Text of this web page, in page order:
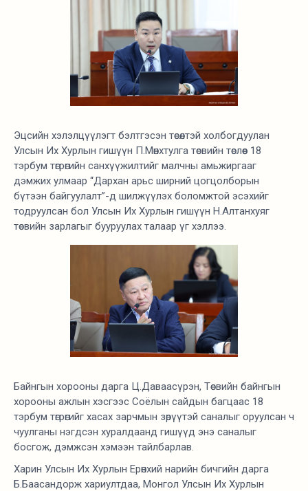
Эцсийн хэлэлцүүлэгт бэлтгэсэн төсөлтэй холбогдуулан
Улсын Их Хурлын гишүүн П.Мөнхтулга төсвийн төслөөс 18
тэрбум төгрөгийн санхүүжилтийг малчны амьжиргааг
дэмжих улмаар “Дархан арьс ширний цогцолборын
бүтээн байгуулалт”-д шилжүүлэх боломжтой эсэхийг
тодруулсан бол Улсын Их Хурлын гишүүн Н.Алтанхуяг
төсвийн зарлагыг бууруулах талаар үг хэллээ.
Байнгын хорооны дарга Ц.Даваасүрэн, Төсвийн байнгын
хорооны ажлын хэсгээс Соёлын сайдын багцаас 18
тэрбум төгрөгийг хасах зарчмын зөрүүтэй саналыг оруулсан ч
чуулганы нэгдсэн хуралдаанд гишүүд энэ саналыг
босгож, дэмжсэн хэмээн тайлбарлав.
Харин Улсын Их Хурлын Ерөнхий нарийн бичгийн дарга
Б.Баасандорж хариултдаа, Монгол Улсын Их Хурлын